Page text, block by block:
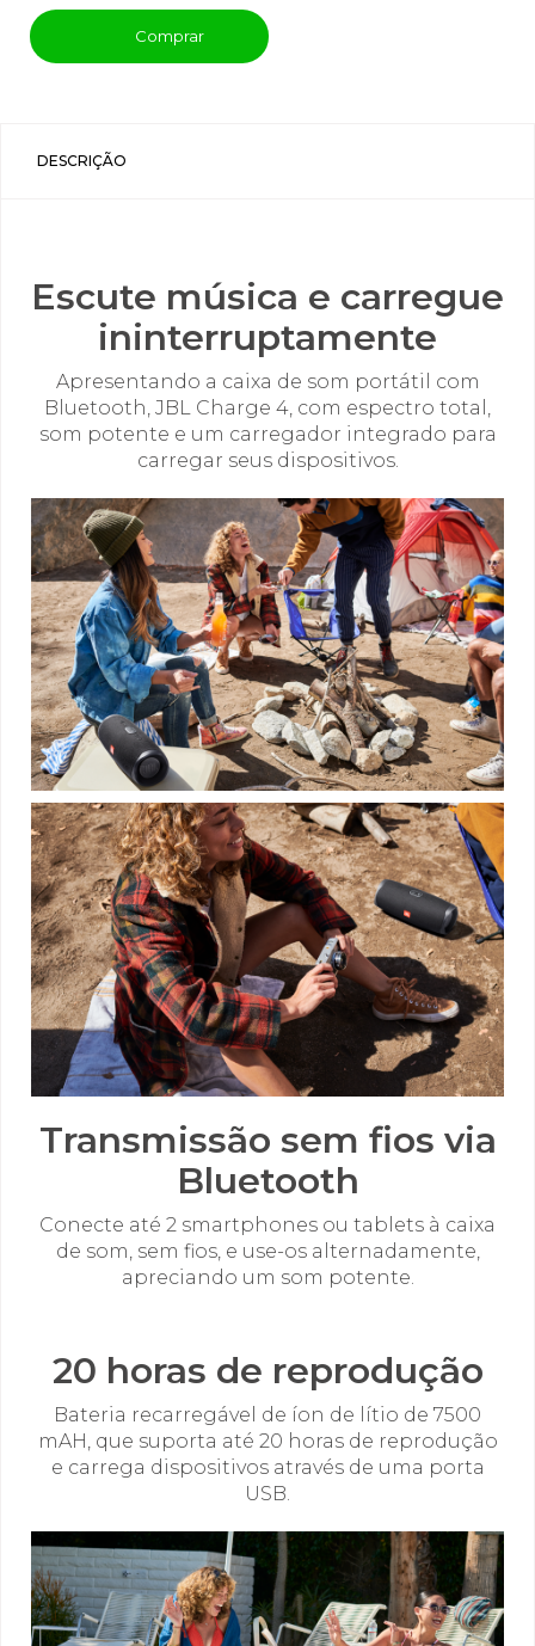
Comprar
DESCRIÇÃO
Escute música e carregue
ininterruptamente
Apresentando a caixa de som portátil com
Bluetooth, JBL Charge 4, com espectro total,
som potente e um carregador integrado para
carregar seus dispositivos.
Transmissão sem fios via
Bluetooth
Conecte até 2 smartphones ou tablets à caixa
de som, sem fios, e use-os alternadamente,
apreciando um som potente.
20 horas de reprodução
Bateria recarregável de íon de lítio de 7500
mAH, que suporta até 20 horas de reprodução
e carrega dispositivos através de uma porta
USB.